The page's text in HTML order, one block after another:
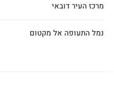
מרכז העיר דובאי
נמל התעופה אל מקטום